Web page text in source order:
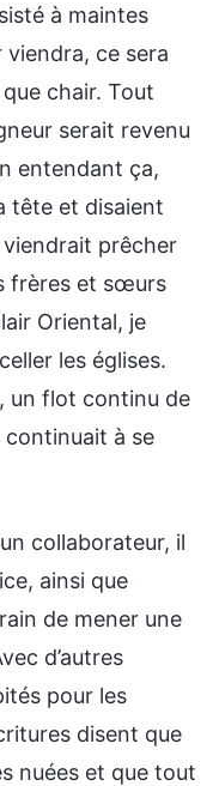
à maintes
viendra, ce sera
chair. Tout
serait revenu
entendant ça,
tête et disaient
viendrait prêcher
frères et sœurs
Oriental, je
les églises.
un flot continu de
à se
collaborateur, il
ainsi que
de mener une
d’autres
pour les
disent que
nuées et que tout